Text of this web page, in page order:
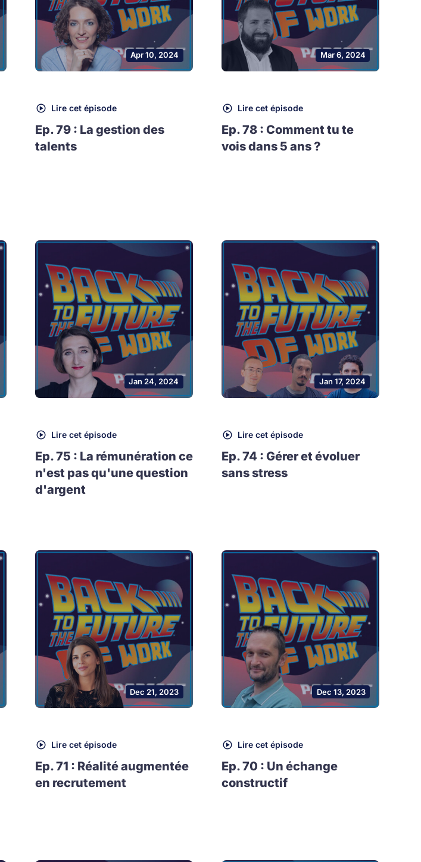
Apr 10, 2024
Lire cet épisode
Ep. 79 : La gestion des
talents
Mar 6, 2024
Lire cet épisode
Ep. 78 : Comment tu te
vois dans 5 ans ?
Jan 24, 2024
Lire cet épisode
Ep. 75 : La rémunération ce
n'est pas qu'une question
d'argent
Jan 17, 2024
Lire cet épisode
Ep. 74 : Gérer et évoluer
sans stress
Dec 21, 2023
Lire cet épisode
Ep. 71 : Réalité augmentée
en recrutement
Dec 13, 2023
Lire cet épisode
Ep. 70 : Un échange
constructif